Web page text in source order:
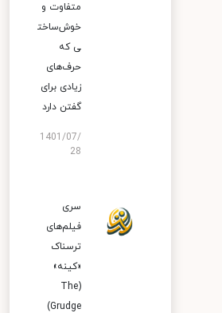
متفاوت و
خوش‌ساخت
ی که
حرف‌های
زیادی برای
گفتن دارد
1401/07/
28
سری
فیلم‌های
ترسناک
«کینه»
(The
Grudge)